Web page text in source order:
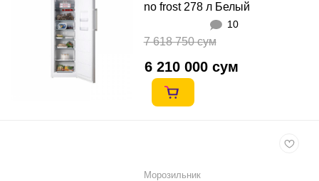
no frost 278 л Белый
10
7 618 750 сум
6 210 000 сум
Морозильник